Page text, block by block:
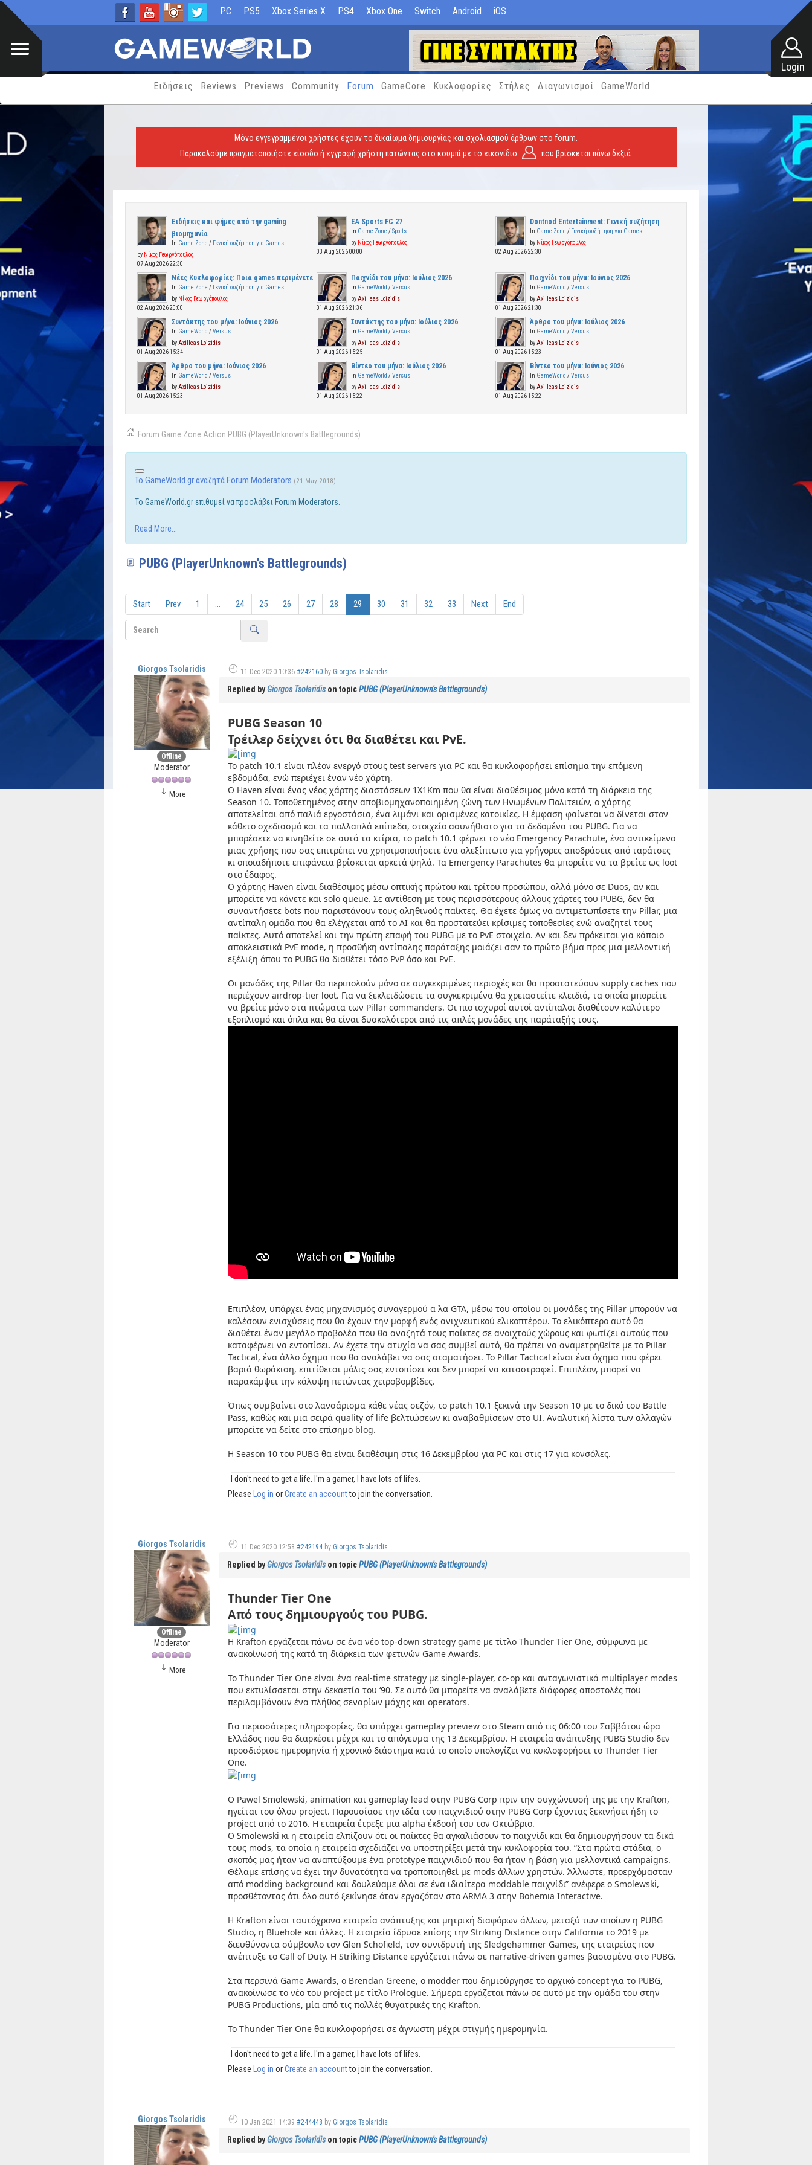
PC PS5 Xbox Series X PS4 Xbox One Switch Android iOS
Ειδήσεις Reviews Previews Community Forum GameCore Κυκλοφορίες Στήλες Διαγωνισμοί GameWorld
Μόνο εγγεγραμμένοι χρήστες έχουν το δικαίωμα δημιουργίας και σχολιασμού άρθρων στο forum.
Παρακαλούμε πραγματοποιήστε είσοδο ή εγγραφή χρήστη πατώντας στο κουμπί με το εικονίδιο
που βρίσκεται πάνω δεξιά.
Ειδήσεις και φήμες από την gaming
βιομηχανία
In Game Zone / Γενική συζήτηση για Games
by Νίκος Γεωργόπουλος
07 Aug 2026 22:30
EA Sports FC 27
In Game Zone /Sports
by Νίκος Γεωργόπουλος
03 Aug 2026 00:00
Dontnod Entertainment: Γενική συζήτηση
In Game Zone / Γενική συζήτηση για Games
by Νίκος Γεωργόπουλος
02 Aug 2026 22:30
Νέες Κυκλοφορίες: Ποια games περιμένετε
In Game Zone / Γενική συζήτηση για Games
by Νίκος Γεωργόπουλος
02 Aug 2026 20:00
Παιχνίδι του μήνα: Ιούλιος 2026
In GameWorld /Versus
by Axilleas Loizidis
01 Aug 2026 21:36
Παιχνίδι του μήνα: Ιούνιος 2026
In GameWorld /Versus
by Axilleas Loizidis
01 Aug 2026 21:30
Συντάκτης του μήνα: Ιούνιος 2026
In GameWorld /Versus
by Axilleas Loizidis
01 Aug 2026 15:34
Συντάκτης του μήνα: Ιούλιος 2026
In GameWorld /Versus
by Axilleas Loizidis
01 Aug 2026 15:25
Άρθρο του μήνα: Ιούλιος 2026
In GameWorld /Versus
by Axilleas Loizidis
01 Aug 2026 15:23
Άρθρο του μήνα: Ιούνιος 2026
In GameWorld /Versus
by Axilleas Loizidis
01 Aug 2026 15:23
Βίντεο του μήνα: Ιούλιος 2026
In GameWorld /Versus
by Axilleas Loizidis
01 Aug 2026 15:22
Βίντεο του μήνα: Ιούνιος 2026
In GameWorld /Versus
by Axilleas Loizidis
01 Aug 2026 15:22
Forum Game Zone Action PUBG (PlayerUnknown's Battlegrounds)
Το GameWorld.gr αναζητά Forum Moderators (21 May 2018)
Το GameWorld.gr επιθυμεί να προσλάβει Forum Moderators.
Read More...
PUBG (PlayerUnknown's Battlegrounds)
Start Prev 1 ... 24 25 26 27 28 29 30 31 32 33 Next End
Giorgos Tsolaridis
Offline
Moderator
More
11 Dec 2020 10:36 #242160 by Giorgos Tsolaridis
Replied byGiorgos Tsolaridison topicPUBG (PlayerUnknown's Battlegrounds)
PUBG Season 10
Τρέιλερ δείχνει ότι θα διαθέτει και PvE.
To patch 10.1 είναι πλέον ενεργό στους test servers για PC και θα κυκλοφορήσει επίσημα την επόμενη
εβδομάδα, ενώ περιέχει έναν νέο χάρτη.
Ο Haven είναι ένας νέος χάρτης διαστάσεων 1Χ1Km που θα είναι διαθέσιμος μόνο κατά τη διάρκεια της
Season 10. Τοποθετημένος στην αποβιομηχανοποιημένη ζώνη των Ηνωμένων Πολιτειών, ο χάρτης
αποτελείται από παλιά εργοστάσια, ένα λιμάνι και ορισμένες κατοικίες. Η έμφαση φαίνεται να δίνεται στον
κάθετο σχεδιασμό και τα πολλαπλά επίπεδα, στοιχείο ασυνήθιστο για τα δεδομένα του PUBG. Για να
μπορέσετε να κινηθείτε σε αυτά τα κτίρια, το patch 10.1 φέρνει το νέο Emergency Parachute, ένα αντικείμενο
μιας χρήσης που σας επιτρέπει να χρησιμοποιήσετε ένα αλεξίπτωτο για γρήγορες αποδράσεις από ταράτσες
κι οποιαδήποτε επιφάνεια βρίσκεται αρκετά ψηλά. Τα Emergency Parachutes θα μπορείτε να τα βρείτε ως loot
στο έδαφος.
Ο χάρτης Haven είναι διαθέσιμος μέσω οπτικής πρώτου και τρίτου προσώπου, αλλά μόνο σε Duos, αν και
μπορείτε να κάνετε και solo queue. Σε αντίθεση με τους περισσότερους άλλους χάρτες του PUBG, δεν θα
συναντήσετε bots που παριστάνουν τους αληθινούς παίκτες. Θα έχετε όμως να αντιμετωπίσετε την Pillar, μια
αντίπαλη ομάδα που θα ελέγχεται από το AI και θα προστατεύει κρίσιμες τοποθεσίες ενώ αναζητεί τους
παίκτες. Αυτό αποτελεί και την πρώτη επαφή του PUBG με το PvE στοιχείο. Αν και δεν πρόκειται για κάποιο
αποκλειστικά PvE mode, η προσθήκη αντίπαλης παράταξης μοιάζει σαν το πρώτο βήμα προς μια μελλοντική
εξέλιξη όπου το PUBG θα διαθέτει τόσο PvP όσο και PvE.
Οι μονάδες της Pillar θα περιπολούν μόνο σε συγκεκριμένες περιοχές και θα προστατεύουν supply caches που
περιέχουν airdrop-tier loot. Για να ξεκλειδώσετε τα συγκεκριμένα θα χρειαστείτε κλειδιά, τα οποία μπορείτε
να βρείτε μόνο στα πτώματα των Pillar commanders. Οι πιο ισχυροί αυτοί αντίπαλοι διαθέτουν καλύτερο
εξοπλισμό και όπλα και θα είναι δυσκολότεροι από τις απλές μονάδες της παράταξής τους.
Επιπλέον, υπάρχει ένας μηχανισμός συναγερμού α λα GTA, μέσω του οποίου οι μονάδες της Pillar μπορούν να
καλέσουν ενισχύσεις που θα έχουν την μορφή ενός ανιχνευτικού ελικοπτέρου. Το ελικόπτερο αυτό θα
διαθέτει έναν μεγάλο προβολέα που θα αναζητά τους παίκτες σε ανοιχτούς χώρους και φωτίζει αυτούς που
καταφέρνει να εντοπίσει. Αν έχετε την ατυχία να σας συμβεί αυτό, θα πρέπει να αναμετρηθείτε με το Pillar
Tactical, ένα άλλο όχημα που θα αναλάβει να σας σταματήσει. Το Pillar Tactical είναι ένα όχημα που φέρει
βαριά θωράκιση, επιτίθεται μόλις σας εντοπίσει και δεν μπορεί να καταστραφεί. Επιπλέον, μπορεί να
παρακάμψει την κάλυψη πετώντας χειροβομβίδες.
Όπως συμβαίνει στο λανσάρισμα κάθε νέας σεζόν, το patch 10.1 ξεκινά την Season 10 με το δικό του Battle
Pass, καθώς και μια σειρά quality of life βελτιώσεων κι αναβαθμίσεων στο UI. Αναλυτική λίστα των αλλαγών
μπορείτε να δείτε στο επίσημο blog.
Η Season 10 του PUBG θα είναι διαθέσιμη στις 16 Δεκεμβρίου για PC και στις 17 για κονσόλες.
I don't need to get a life. I'm a gamer, I have lots of lifes.
Please Log in orCreate an accountto join the conversation.
Giorgos Tsolaridis
Offline
Moderator
More
11 Dec 2020 12:58 #242194 by Giorgos Tsolaridis
Replied byGiorgos Tsolaridison topicPUBG (PlayerUnknown's Battlegrounds)
Thunder Tier One
Από τους δημιουργούς του PUBG.
H Krafton εργάζεται πάνω σε ένα νέο top-down strategy game με τίτλο Thunder Tier One, σύμφωνα με
ανακοίνωσή της κατά τη διάρκεια των φετινών Game Awards.
Το Thunder Tier One είναι ένα real-time strategy με single-player, co-op και ανταγωνιστικά multiplayer modes
που εκτυλίσσεται στην δεκαετία του ‘90. Σε αυτό θα μπορείτε να αναλάβετε διάφορες αποστολές που
περιλαμβάνουν ένα πλήθος σεναρίων μάχης και operators.
Για περισσότερες πληροφορίες, θα υπάρχει gameplay preview στο Steam από τις 06:00 του Σαββάτου ώρα
Ελλάδος που θα διαρκέσει μέχρι και το απόγευμα της 13 Δεκεμβρίου. Η εταιρεία ανάπτυξης PUBG Studio δεν
προσδιόρισε ημερομηνία ή χρονικό διάστημα κατά το οποίο υπολογίζει να κυκλοφορήσει το Thunder Tier
One.
O Pawel Smolewski, animation και gameplay lead στην PUBG Corp πριν την συγχώνευσή της με την Krafton,
ηγείται του όλου project. Παρουσίασε την ιδέα του παιχνιδιού στην PUBG Corp έχοντας ξεκινήσει ήδη το
project από το 2016. Η εταιρεία έτρεξε μια alpha έκδοσή του τον Οκτώβριο.
Ο Smolewski κι η εταιρεία ελπίζουν ότι οι παίκτες θα αγκαλιάσουν το παιχνίδι και θα δημιουργήσουν τα δικά
τους mods, τα οποία η εταιρεία σχεδιάζει να υποστηρίξει μετά την κυκλοφορία του. “Στα πρώτα στάδια, ο
σκοπός μας ήταν να αναπτύξουμε ένα prototype παιχνιδιού που θα ήταν η βάση για μελλοντικά campaigns.
Θέλαμε επίσης να έχει την δυνατότητα να τροποποιηθεί με mods άλλων χρηστών. Άλλωστε, προερχόμασταν
από modding background και δουλεύαμε όλοι σε ένα ιδιαίτερα moddable παιχνίδι” ανέφερε ο Smolewski,
προσθέτοντας ότι όλο αυτό ξεκίνησε όταν εργαζόταν στo ARMA 3 στην Bohemia Interactive.
Η Krafton είναι ταυτόχρονα εταιρεία ανάπτυξης και μητρική διαφόρων άλλων, μεταξύ των οποίων η PUBG
Studio, η Bluehole και άλλες. Η εταιρεία ίδρυσε επίσης την Striking Distance στην California το 2019 με
διευθύνοντα σύμβουλο τον Glen Schofield, τον συνιδρυτή της Sledgehammer Games, της εταιρείας που
ανέπτυξε το Call of Duty. Η Striking Distance εργάζεται πάνω σε narrative-driven games βασισμένα στο PUBG.
Στα περσινά Game Awards, o Brendan Greene, o modder που δημιούργησε το αρχικό concept για το PUBG,
ανακοίνωσε το νέο του project με τίτλο Prologue. Σήμερα εργάζεται πάνω σε αυτό με την ομάδα του στην
PUBG Productions, μία από τις πολλές θυγατρικές της Krafton.
To Thunder Tier One θα κυκλοφορήσει σε άγνωστη μέχρι στιγμής ημερομηνία.
I don't need to get a life. I'm a gamer, I have lots of lifes.
Please
Log in orCreate an accountto join the conversation.
Giorgos Tsolaridis 10 Jan 2021 14:39 #244448 by Giorgos Tsolaridis
Replied byGiorgos Tsolaridison topicPUBG (PlayerUnknown's Battlegrounds)